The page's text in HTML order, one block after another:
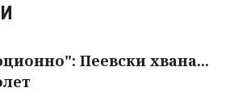
Пеевски хвана...